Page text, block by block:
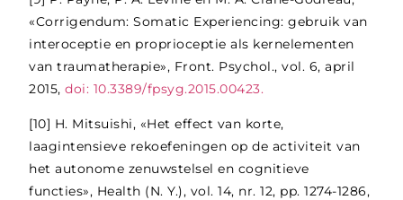
«Corrigendum: Somatic Experiencing: gebruik van
interoceptie en proprioceptie als kernelementen
van traumatherapie», Front. Psychol., vol. 6, april
2015, doi: 10.3389/fpsyg.2015.00423.
[10] H. Mitsuishi, «Het effect van korte,
laagintensieve rekoefeningen op de activiteit van
het autonome zenuwstelsel en cognitieve
functies», Health (N. Y.), vol. 14, nr. 12, pp. 1274-1286,